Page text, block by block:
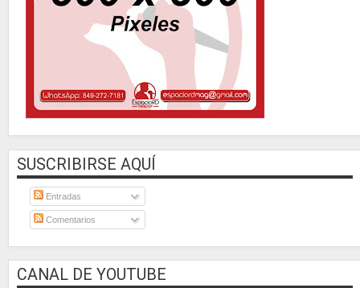
SUSCRIBIRSE AQUÍ
Entradas
Comentarios
CANAL DE YOUTUBE